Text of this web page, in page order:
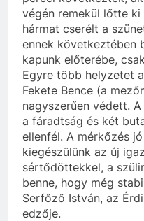
végén remekül lőtte
hármat cserélt a
ennek következtében
kapunk előterébe,
Egyre több helyzetet
Fekete Bence (a
nagyszerűen védett.
a fáradtság és két
ellenfél. A mérkőzés
kiegészülünk az új
sértődöttekkel, a
benne, hogy még
Serfőző István, az
edzője.